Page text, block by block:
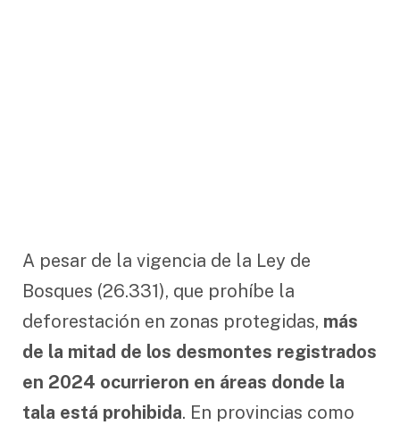
A pesar de la vigencia de la Ley de
Bosques (26.331), que prohíbe la
deforestación en zonas protegidas, más
de la mitad de los desmontes registrados
en 2024 ocurrieron en áreas donde la
tala está prohibida. En provincias como